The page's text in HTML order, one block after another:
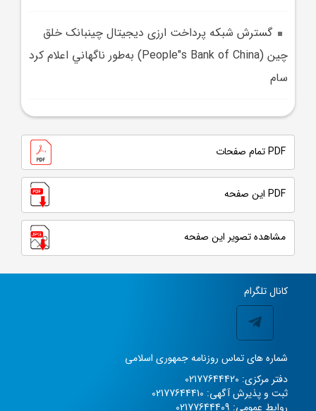
گسترش شبکه پرداخت ارزی دیجیتال چینبانک خلق
چين (People"s Bank of China) به‌طور ناگهاني اعلام کرد
سام
PDF تمام صفحات
PDF این صفحه
مشاهده تصویر این صفحه
کانال تلگرام
شماره های تماس روزنامه جمهوری اسلامی
دفتر مرکزی: 02177644420
ثبت و پذیرش آگهی: 02177644410
روابط عمومی: 02177644409